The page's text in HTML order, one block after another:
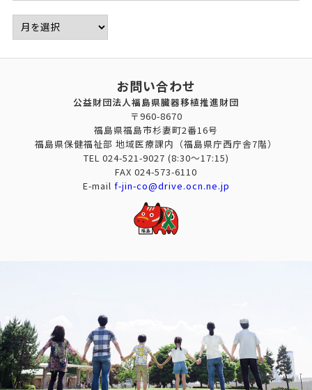
お問い合わせ
公益財団法人福島県臓器移植推進財団
〒960-8670
福島県福島市杉妻町2番16号
福島県保健福祉部 地域医療課内（福島県庁西庁舎7階）
TEL 024-521-9027 (8:30～17:15)
FAX 024-573-6110
E-mail f-jin-co@drive.ocn.ne.jp